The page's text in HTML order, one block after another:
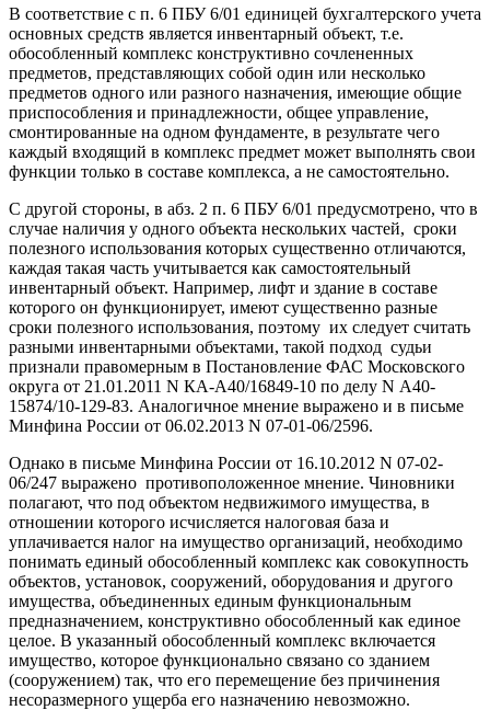
В соответствие с п. 6 ПБУ 6/01 единицей бухгалтерского учета
основных средств является инвентарный объект, т.е.
обособленный комплекс конструктивно сочлененных
предметов, представляющих собой один или несколько
предметов одного или разного назначения, имеющие общие
приспособления и принадлежности, общее управление,
смонтированные на одном фундаменте, в результате чего
каждый входящий в комплекс предмет может выполнять свои
функции только в составе комплекса, а не самостоятельно.
С другой стороны, в абз. 2 п. 6 ПБУ 6/01 предусмотрено, что в
случае наличия у одного объекта нескольких частей, сроки
полезного использования которых существенно отличаются,
каждая такая часть учитывается как самостоятельный
инвентарный объект. Например, лифт и здание в составе
которого он функционирует, имеют существенно разные
сроки полезного использования, поэтому их следует считать
разными инвентарными объектами, такой подход судьи
признали правомерным в Постановление ФАС Московского
округа от 21.01.2011 N КА-А40/16849-10 по делу N А40-
15874/10-129-83. Аналогичное мнение выражено и в письме
Минфина России от 06.02.2013 N 07-01-06/2596.
Однако в письме Минфина России от 16.10.2012 N 07-02-
06/247 выражено противоположенное мнение. Чиновники
полагают, что под объектом недвижимого имущества, в
отношении которого исчисляется налоговая база и
уплачивается налог на имущество организаций, необходимо
понимать единый обособленный комплекс как совокупность
объектов, установок, сооружений, оборудования и другого
имущества, объединенных единым функциональным
предназначением, конструктивно обособленный как единое
целое. В указанный обособленный комплекс включается
имущество, которое функционально связано со зданием
(сооружением) так, что его перемещение без причинения
несоразмерного ущерба его назначению невозможно.